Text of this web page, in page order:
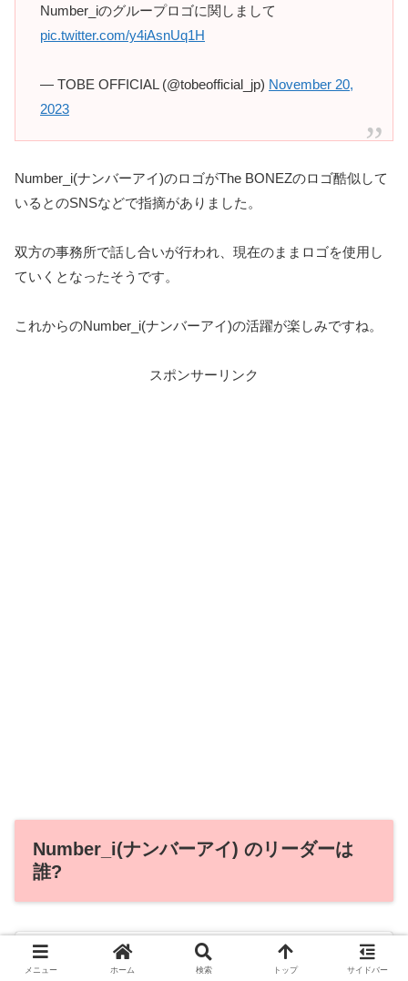
Number_iのグループロゴに関しまして
pic.twitter.com/y4iAsnUq1H
— TOBE OFFICIAL (@tobeofficial_jp) November 20,
2023
Number_i(ナンバーアイ)のロゴがThe BONEZのロゴ酷似して
いるとのSNSなどで指摘がありました。
双方の事務所で話し合いが行われ、現在のままロゴを使用し
ていくとなったそうです。
これからのNumber_i(ナンバーアイ)の活躍が楽しみですね。
スポンサーリンク
Number_i(ナンバーアイ) のリーダーは
誰?
メニュー ホーム 検索 トップ サイドバー